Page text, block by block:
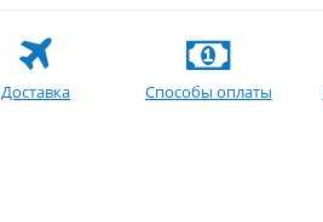
Доставка Способы оплаты